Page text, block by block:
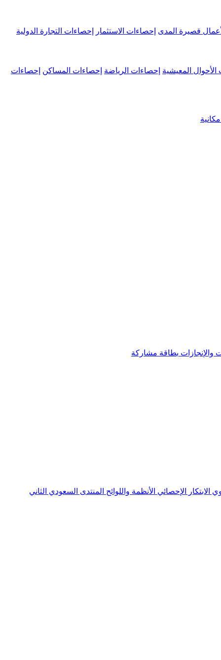
قصيرة المدى إحصاءات الاستثمار إحصاءات التجارة الدولية
الأحوال المعيشية إحصاءات الرياضة إحصاءات المساكن إحصاءات
والإنجازات بطاقة مشاركة
الابتكار الإحصائي الأنظمة واللوائح المنتدى السعودي الثاني